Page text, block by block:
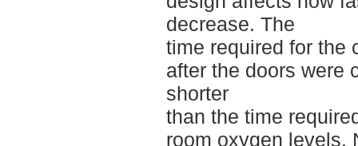
decrease. The
time required for the
after the doors were
shorter
than the time
room oxygen levels.